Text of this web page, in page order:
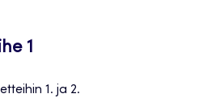
1
1. ja 2.